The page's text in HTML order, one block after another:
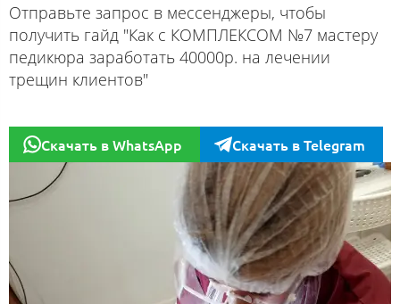
Отправьте запрос в мессенджеры, чтобы
получить гайд "Как с КОМПЛЕКСОМ №7 мастеру
педикюра заработать 40000р. на лечении
трещин клиентов"
Скачать в WhatsApp Скачать в Telegram